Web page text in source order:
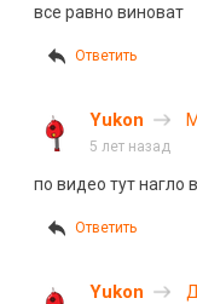
все равно виноват
Ответить
Yukon
5 лет назад
по видео тут нагло
Ответить
Yukon